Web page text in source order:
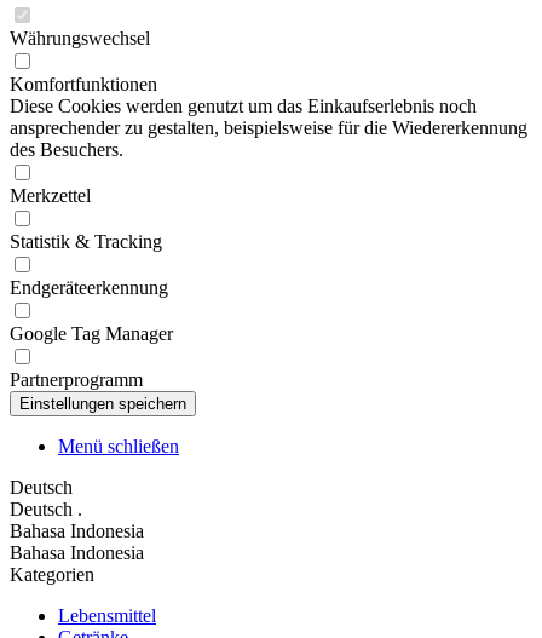
Währungswechsel
Komfortfunktionen
Diese Cookies werden genutzt um das Einkaufserlebnis noch
ansprechender zu gestalten, beispielsweise für die Wiedererkennung
des Besuchers.
Merkzettel
Statistik & Tracking
Endgeräteerkennung
Google Tag Manager
Partnerprogramm
Menü schließen
Deutsch
Deutsch .
Bahasa Indonesia
Bahasa Indonesia
Kategorien
Lebensmittel